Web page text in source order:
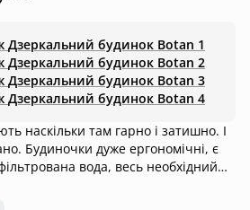
Дзеркальний будинок Botan 1
Дзеркальний будинок Botan 2
Дзеркальний будинок Botan 3
Дзеркальний будинок Botan 4
наскільки там гарно і затишно. І
є
вода, весь необхідний